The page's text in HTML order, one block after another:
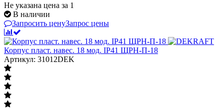
Не указана цена за 1
В наличии
Запросить ценуЗапрос цены
Корпус пласт. навес. 18 мод. IP41 ЩРН-П-18
Артикул: 31012DEK